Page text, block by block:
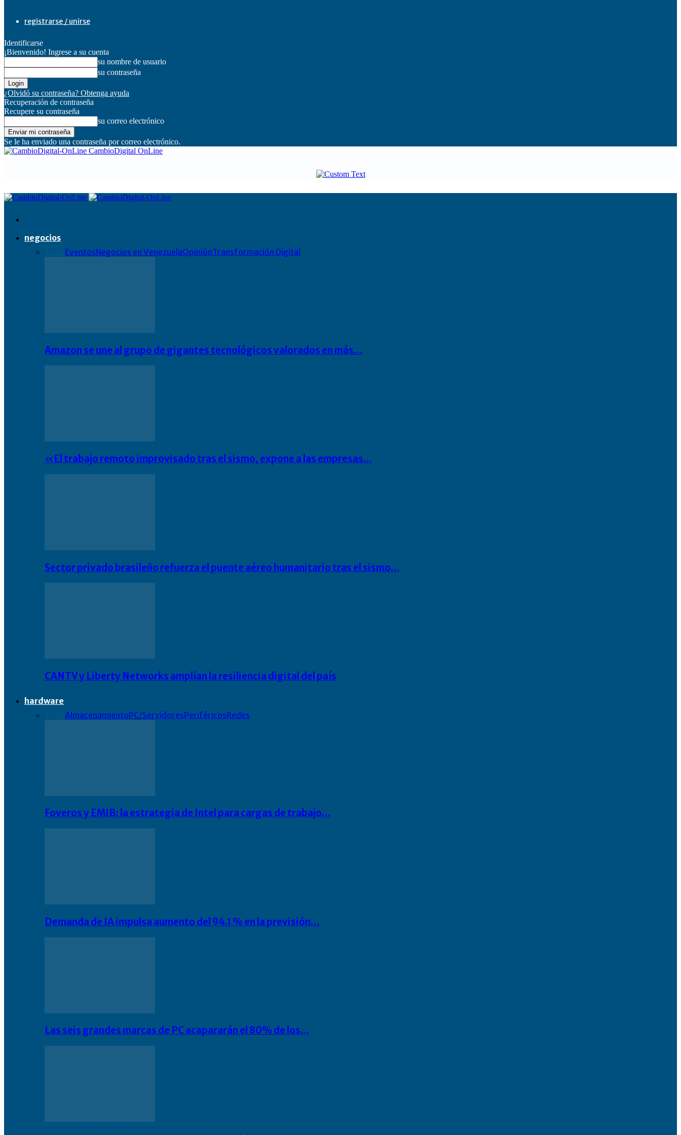
registrarse / unirse
Identificarse
¡Bienvenido! Ingrese a su cuenta
su nombre de usuario
su contraseña
¿Olvidó su contraseña? Obtenga ayuda
Recuperación de contraseña
Recupere su contraseña
su correo electrónico
Se le ha enviado una contraseña por correo electrónico.
CambioDigital OnLine
negocios
EventosNegocios en VenezuelaOpiniónTransformación Digital
Amazon se une al grupo de gigantes tecnológicos valorados en más…
«El trabajo remoto improvisado tras el sismo, expone a las empresas…
Sector privado brasileño refuerza el puente aéreo humanitario tras el sismo…
CANTV y Liberty Networks amplían la resiliencia digital del país
hardware
AlmacenamientoPC/ServidoresPeriféricosRedes
Foveros y EMIB: la estrategia de Intel para cargas de trabajo…
Demanda de IA impulsa aumento del 94.1 % en la previsión…
Las seis grandes marcas de PC acapararán el 80% de los…